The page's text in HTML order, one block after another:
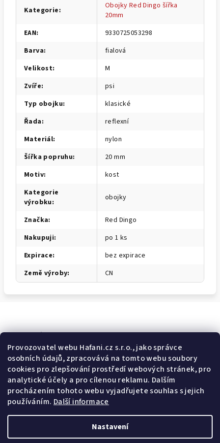
Provozovatel webu Hafani.cz s.r.o., jako správce
osobních údajů, zpracovává na tomto webu soubory
cookies pro zlepšování prostředí webových stránek, pro
analytické účely a pro cílenou reklamu. Dalším
procházením tohoto webu vyjadřujete souhlas s jejich
používáním. Další informace
Nastavení
Kategorie:
Obojky Red Dingo šířka
20mm
EAN:
9330725053298
Barva:
fialová
Velikost:
M
Zvíře:
psi
Typ obojku:
klasické
Řada:
reflexní
Materiál:
nylon
Šířka popruhu:
20 mm
Motiv:
kost
Kategorie
výrobku: obojky
Značka:
Red Dingo
Nakupuji:
po 1 ks
Expirace:
bez expirace
Země výroby: CN
Odebírat newsletter
E-mail
Potvrzuji souhlas svšeobecnými obchodními podmínkami a
spodmínkami zpracovávání a ochrany osobních údajů .
Přihlásit se